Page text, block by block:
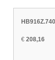
€ 208,16